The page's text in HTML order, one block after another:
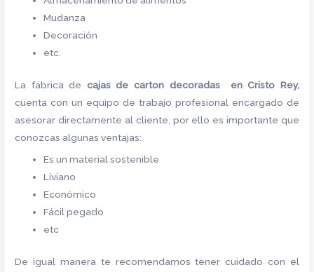
Mudanza
Decoración
etc.
La fábrica de cajas de carton decoradas en Cristo Rey,
cuenta con un equipo de trabajo profesional encargado de
asesorar directamente al cliente, por ello es importante que
conozcas algunas ventajas:
Es un material sostenible
Liviano
Económico
Fácil pegado
etc
De igual manera te recomendamos tener cuidado con el